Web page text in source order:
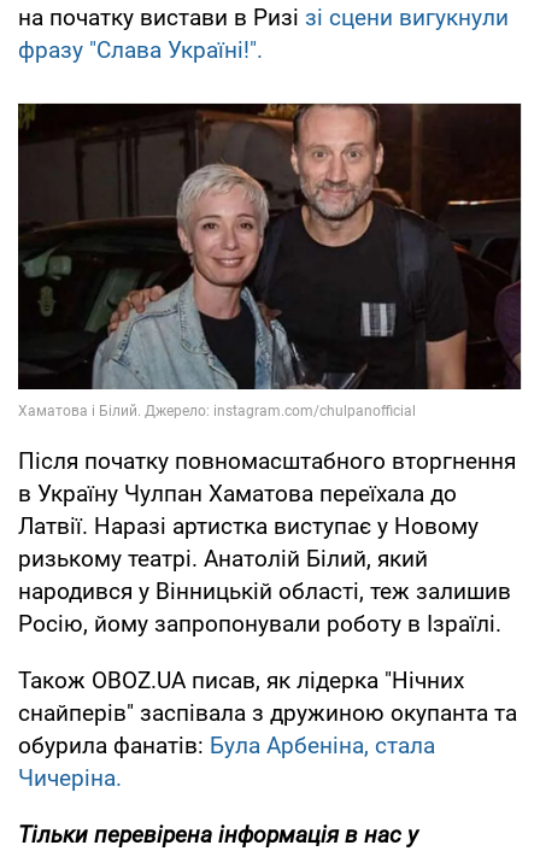
на початку вистави в Ризі зі сцени вигукнули
фразу "Слава Україні!".
Після початку повномасштабного вторгнення
в Україну Чулпан Хаматова переїхала до
Латвії. Наразі артистка виступає у Новому
ризькому театрі. Анатолій Білий, який
народився у Вінницькій області, теж залишив
Росію, йому запропонували роботу в Ізраїлі.
Також OBOZ.UA писав, як лідерка "Нічних
снайперів" заспівала з дружиною окупанта та
обурила фанатів: Була Арбеніна, стала
Чичеріна.
Тільки перевірена інформація в нас у